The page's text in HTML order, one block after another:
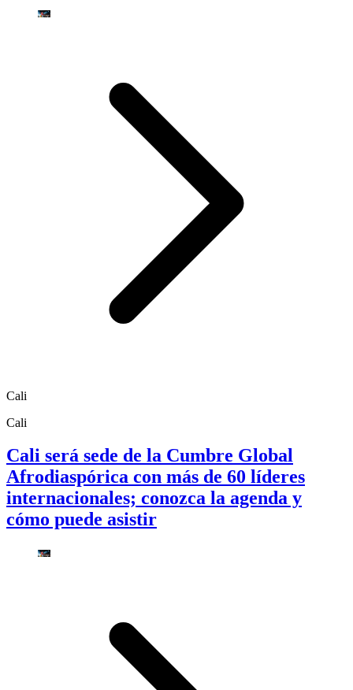
Cali
Cali
Cali será sede de la Cumbre Global
Afrodiaspórica con más de 60 líderes
internacionales; conozca la agenda y
cómo puede asistir